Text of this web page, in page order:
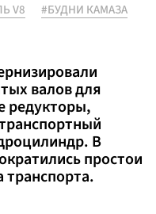
V8 #БУДНИ КАМАЗА
валов для
редукторы,
В
простои